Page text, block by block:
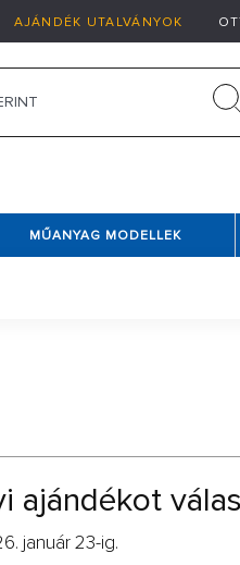
AJÁNDÉK UTALVÁNYOK
MŰANYAG MODELLEK
ajándékot
január 23-ig.